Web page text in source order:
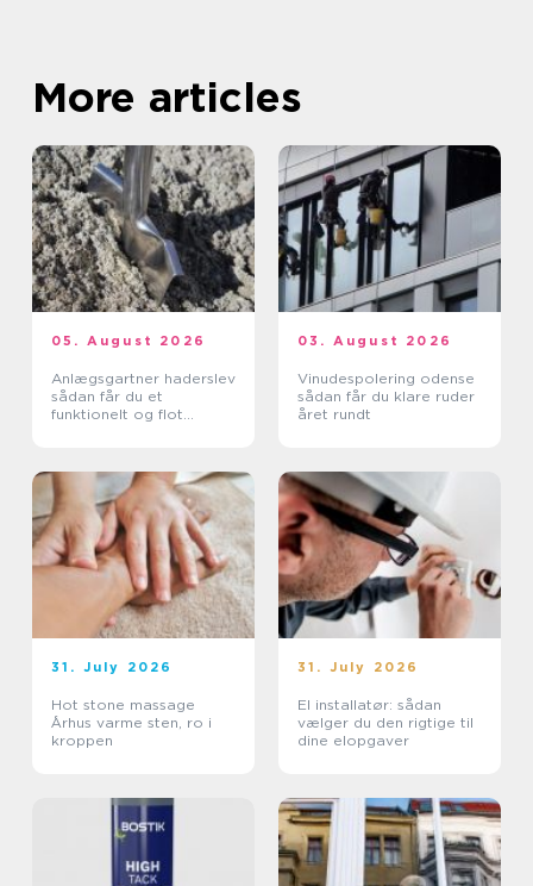
More articles
05. August 2026
Anlægsgartner haderslev
sådan får du et
funktionelt og flot
03. August 2026
Vinudespolering odense
sådan får du klare ruder
året rundt
31. July 2026
Hot stone massage
Århus varme sten, ro i
kroppen
31. July 2026
El installatør: sådan
vælger du den rigtige til
dine elopgaver